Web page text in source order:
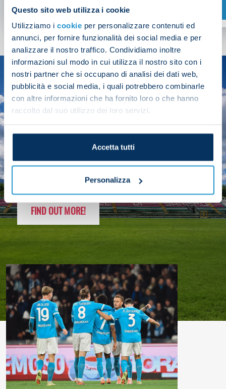
Questo sito web utilizza i cookie
Utilizziamo i cookie per personalizzare contenuti ed
annunci, per fornire funzionalità dei social media e per
analizzare il nostro traffico. Condividiamo inoltre
informazioni sul modo in cui utilizza il nostro sito con i
nostri partner che si occupano di analisi dei dati web,
pubblicità e social media, i quali potrebbero combinarle
con altre informazioni che ha fornito loro o che hanno
raccolto dal suo utilizzo dei loro servizi.
Accetta tutti
Personalizza
SHOP NOW
SEASON
2025/26
FOLLOW THE CHAMPS' JOURNEY
FIND OUT MORE!